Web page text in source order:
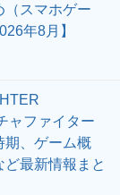
（スマホゲー
年8月】
ャファイター
期、ゲーム概
最新情報まと